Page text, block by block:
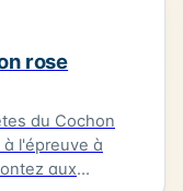
rose
du Cochon
l'épreuve à
aux